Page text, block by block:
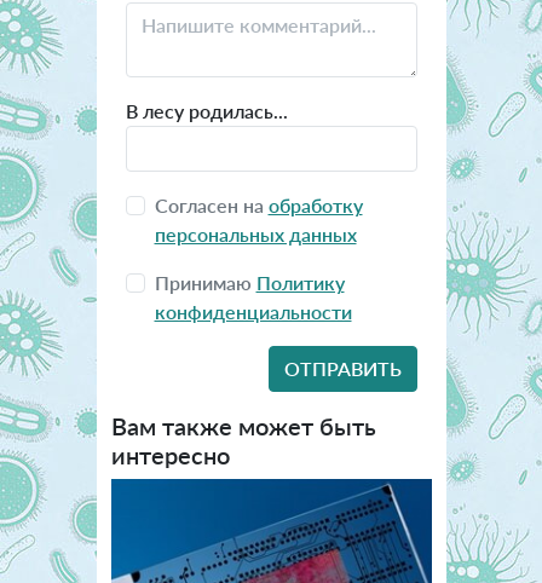
В лесу родилась...
Согласен на обработку
персональных данных
Принимаю Политику
конфиденциальности
Вам также может быть
интересно